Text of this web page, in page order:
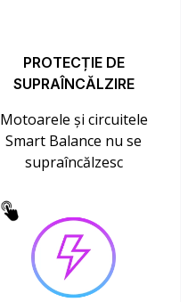
PROTECȚIE DE
SUPRAÎNCĂLZIRE
Motoarele și circuitele
Smart Balance nu se
supraîncălzesc